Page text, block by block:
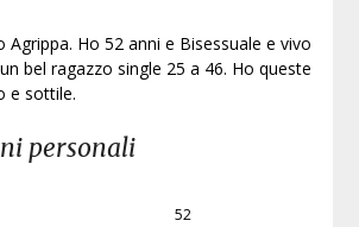
Agrippa. Ho 52 anni e Bisessuale e vivo
bel ragazzo single 25 a 46. Ho queste
e sottile.
personali
52